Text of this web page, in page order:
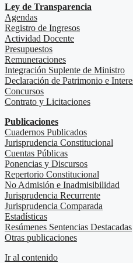
Ley de Transparencia
Agendas
Registro de Ingresos
Actividad Docente
Presupuestos
Remuneraciones
Integración Suplente de Ministro
Declaración de Patrimonio e
Concursos
Contrato y Licitaciones
Publicaciones
Cuadernos Publicados
Jurisprudencia Constitucional
Cuentas Públicas
Ponencias y Discursos
Repertorio Constitucional
No Admisión e Inadmisibilidad
Jurisprudencia Recurrente
Jurisprudencia Comparada
Estadísticas
Resúmenes Sentencias Destacadas
Otras publicaciones
Ir al contenido